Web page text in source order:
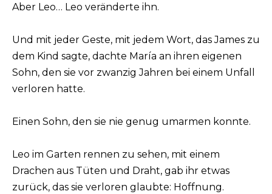
Aber Leo… Leo veränderte ihn.
Und mit jeder Geste, mit jedem Wort, das James zu
dem Kind sagte, dachte María an ihren eigenen
Sohn, den sie vor zwanzig Jahren bei einem Unfall
verloren hatte.
Einen Sohn, den sie nie genug umarmen konnte.
Leo im Garten rennen zu sehen, mit einem
Drachen aus Tüten und Draht, gab ihr etwas
zurück, das sie verloren glaubte: Hoffnung.